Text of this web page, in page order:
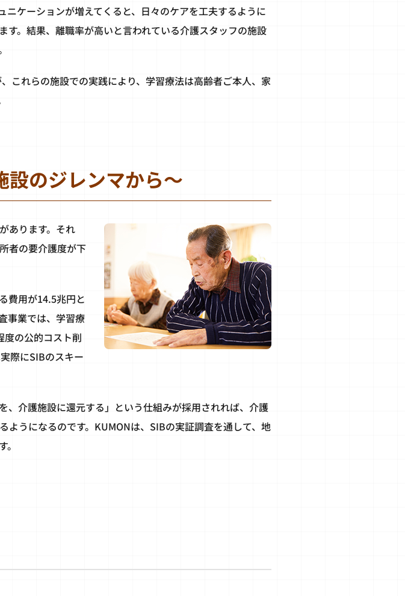
ケーションが増えてくると、日々のケアを工夫するように
。結果、離職率が高いと言われている介護スタッフの施設
これらの施設での実践により、学習療法は高齢者ご本人、家
のジレンマから～
あります。それ
者の要介護度が下
費用が14.5兆円と
事業では、学習療
度の公的コスト削
際にSIBのスキー
介護施設に還元する」という仕組みが採用されれば、介護
うになるのです。KUMONは、SIBの実証調査を通して、地